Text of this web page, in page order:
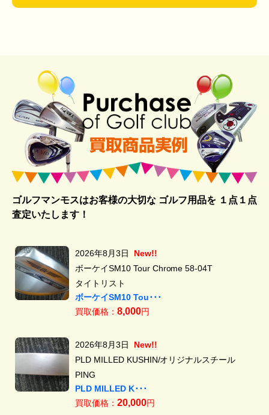
ゴルフマンモスはお客様の大切な ゴルフ用品を１点１点
査定いたします！
2026年8月3日
New!!
ボーケイSM10 Tour Chrome 58-04T
タイトリスト
ボーケイSM10 Tou･･･
買取価格： 8,000円
2026年8月3日
New!!
PLD MILLED KUSHIN/オリジナルスチール
PING
PLD MILLED K･･･
買取価格： 20,000円